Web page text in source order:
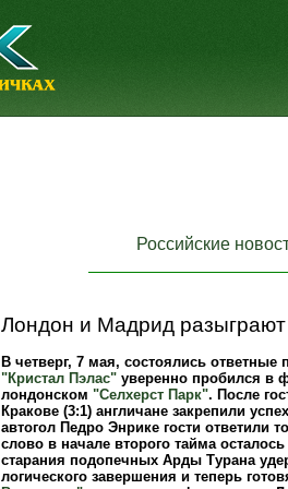
Российские
Лондон и Мадрид
В четверг, 7 мая, состоялись
"Кристал Пэлас"уверенно пробился в
лондонском "Селхерст Парк". После
Кракове (3:1) англичане закрепили
автогол Педро Энрике гости
слово в начале второго тайма
старания подопечных Арды Турана
логического завершения и теперь